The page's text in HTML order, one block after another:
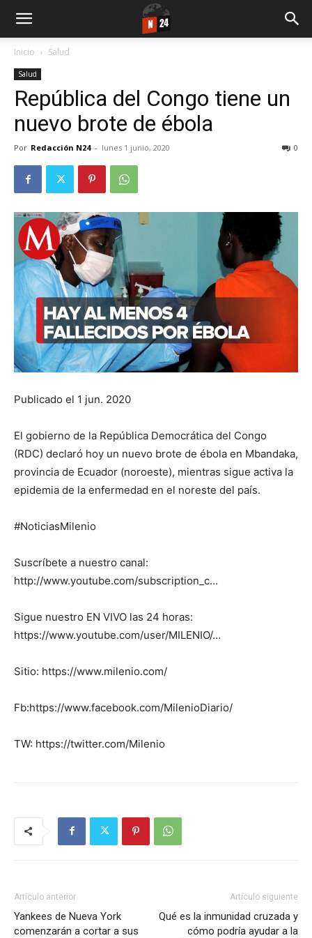
Inicio Salud
Salud
República del Congo tiene un
nuevo brote de ébola
Por Redacción N24 - lunes 1 junio, 2020 0
Publicado el 1 jun. 2020
El gobierno de la República Democrática del Congo
(RDC) declaró hoy un nuevo brote de ébola en Mbandaka,
provincia de Ecuador (noroeste), mientras sigue activa la
epidemia de la enfermedad en el noreste del país.
#NoticiasMilenio
Suscríbete a nuestro canal:
http://www.youtube.com/subscription_c…
Sigue nuestro EN VIVO las 24 horas:
https://www.youtube.com/user/MILENIO/…
Sitio: https://www.milenio.com/
Fb:https://www.facebook.com/MilenioDiario/
TW: https://twitter.com/Milenio
Artículo anterior
Yankees de Nueva York
comenzarán a cortar a sus
Artículo siguiente
Qué es la inmunidad cruzada y
cómo podría ayudar a la